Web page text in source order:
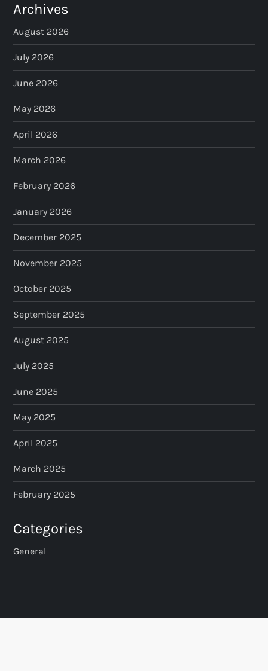
Archives
August 2026
July 2026
June 2026
May 2026
April 2026
March 2026
February 2026
January 2026
December 2025
November 2025
October 2025
September 2025
August 2025
July 2025
June 2025
May 2025
April 2025
March 2025
February 2025
Categories
General